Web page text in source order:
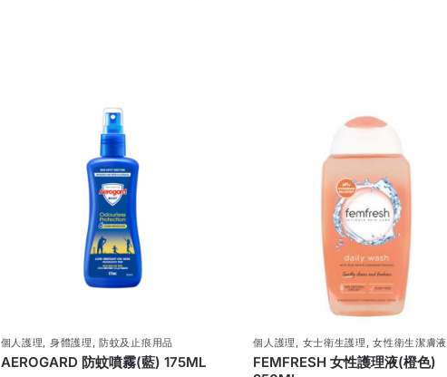
個人護理, 身體護理 ,防蚊及止痕用品
AEROGARD 防蚊噴霧(藍) 175ML
個人護理 , 女士衛生護理 ,女性衛生潔膚液
FEMFRESH 女性護理液(橙色)